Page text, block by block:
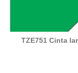
TZE751 Cinta